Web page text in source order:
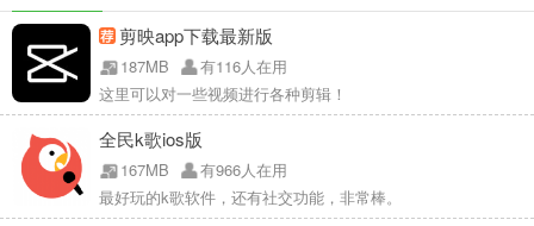
剪映app下载最新版
187MB
有116人在用
这里可以对一些视频进行各种剪辑！
全民k歌ios版
167MB
有966人在用
最好玩的k歌软件，还有社交功能，非常棒。